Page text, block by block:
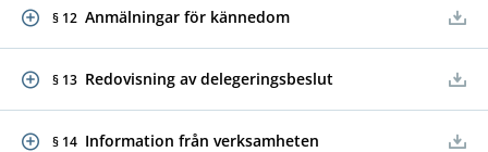
§ 12 Anmälningar för kännedom
§ 13 Redovisning av delegeringsbeslut
§ 14 Information från verksamheten